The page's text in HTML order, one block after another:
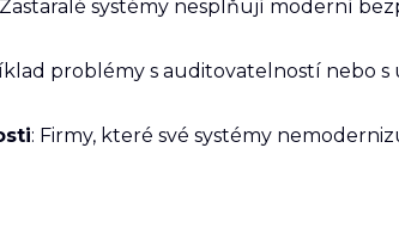
systémy nesplňují moderní
problémy s auditovatelností nebo
: Firmy, které své systémy